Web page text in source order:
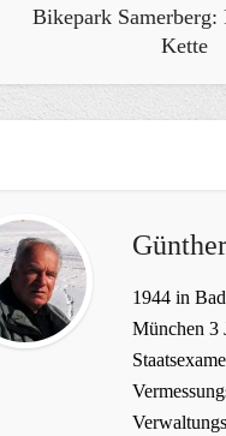
Bikepark Samerberg:
Kette
1944 in
München 3